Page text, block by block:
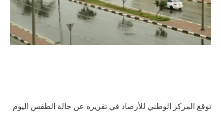
توقع المركز الوطني للأرصاد في تقريره عن حالة الطقس اليوم